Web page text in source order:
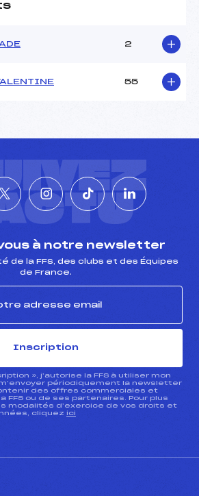
2
55
à notre newsletter
de la FFS, des clubs et des Équipes
de France.
Inscription
», j’autorise la FFS à utiliser mon
périodiquement la newsletter
des offres commerciales et
FFS ou de ses partenaires. Pour plus
modalités d’exercice de vos droits et
cliquez ici